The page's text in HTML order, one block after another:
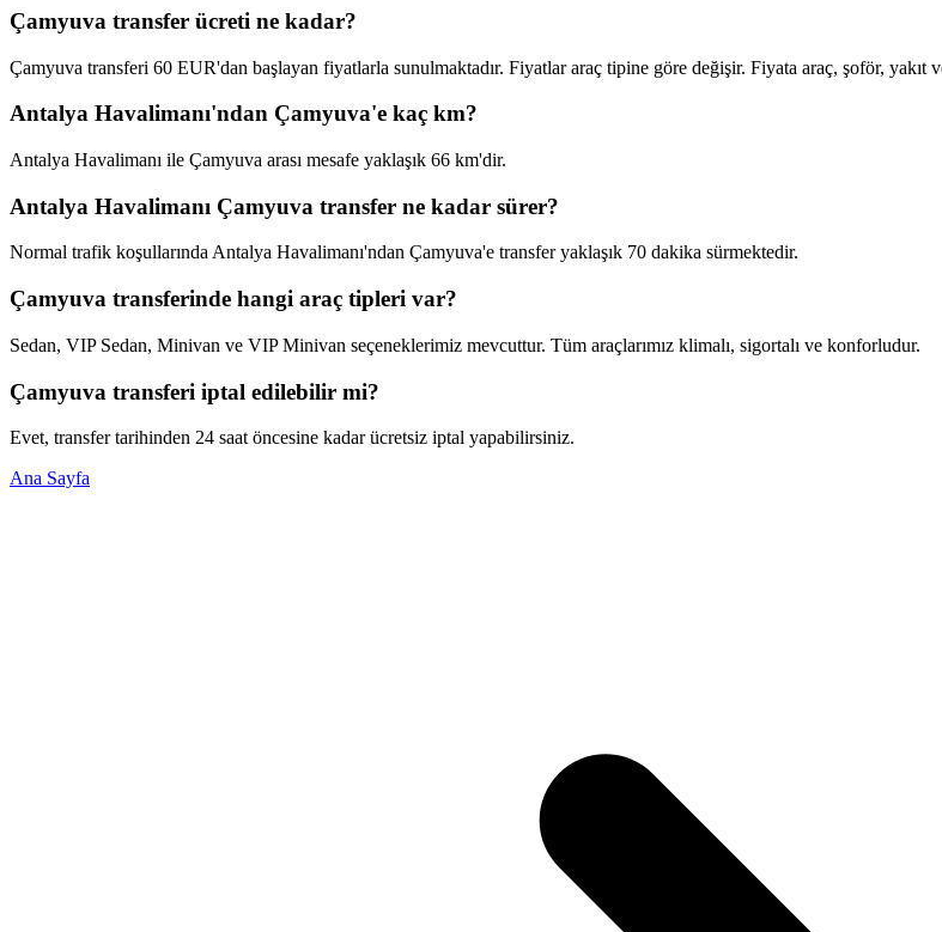
Çamyuva transfer ücreti ne kadar?
Çamyuva transferi 60 EUR'dan başlayan fiyatlarla sunulmaktadır. Fiyatlar araç tipine göre değişir. Fiyata araç, şoför,
Antalya Havalimanı'ndan Çamyuva'e kaç km?
Antalya Havalimanı ile Çamyuva arası mesafe yaklaşık 66 km'dir.
Antalya Havalimanı Çamyuva transfer ne kadar sürer?
Normal trafik koşullarında Antalya Havalimanı'ndan Çamyuva'e transfer yaklaşık 70 dakika sürmektedir.
Çamyuva transferinde hangi araç tipleri var?
Sedan, VIP Sedan, Minivan ve VIP Minivan seçeneklerimiz mevcuttur. Tüm araçlarımız klimalı, sigortalı ve konforludur.
Çamyuva transferi iptal edilebilir mi?
Evet, transfer tarihinden 24 saat öncesine kadar ücretsiz iptal yapabilirsiniz.
Ana Sayfa